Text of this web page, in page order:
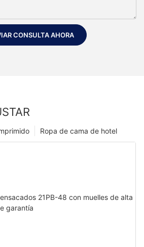
CONSULTA AHORA
Ropa de cama de hotel